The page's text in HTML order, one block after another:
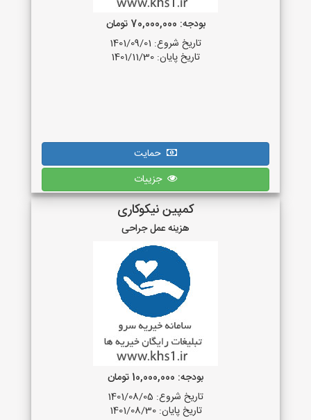
بودجه: 70,000,000 تومان
تاریخ شروع: 1401/09/01
تاریخ پایان: 1401/11/30
حمایت
جزییات
کمپین نیکوکاری
هزینه عمل جراحی
بودجه: 10,000,000 تومان
تاریخ شروع: 1401/08/05
تاریخ پایان: 1401/08/30